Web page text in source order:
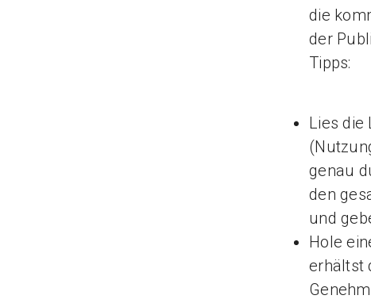
die
der
Tipps:
Lies die
genau
den
und
Hole
erhältst